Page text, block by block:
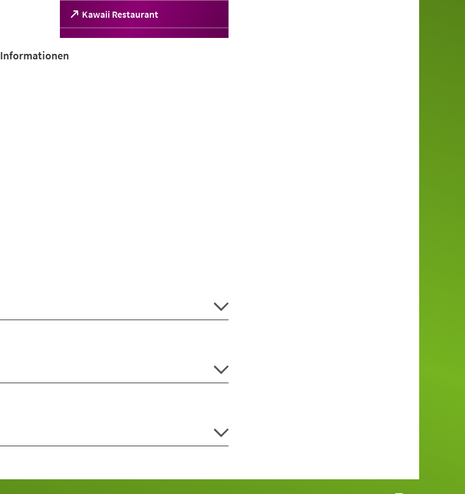
Kawaii Restaurant
(Öffnet
in
einem
Informationen